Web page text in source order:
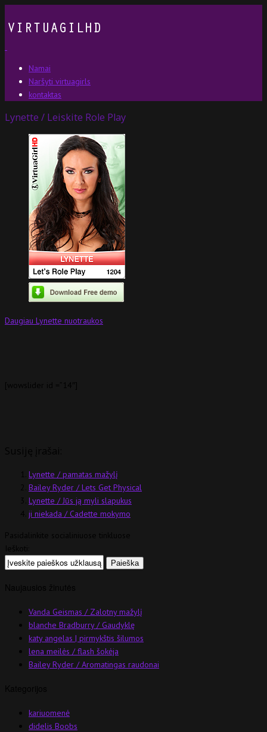
Namai
Naršyti virtuagirls
kontaktas
Lynette / Leiskite Role Play
Daugiau Lynette nuotraukos
Lynette / pamatas mažylį
Bailey Ryder / Lets Get Physical
Lynette / Jūs ją myli slapukus
ji niekada / Cadette mokymo
Vanda Geismas / Zalotny mažylį
blanche Bradburry / Gaudyklę
katy angelas | pirmykštis šilumos
lena meilės / flash šokėja
Bailey Ryder / Aromatingas raudonai
kariuomenė
didelis Boobs